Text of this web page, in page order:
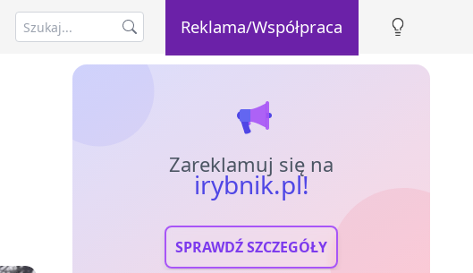
Reklama/Współpraca
Zareklamuj się na
irybnik.pl!
SPRAWDŹ SZCZEGÓŁY